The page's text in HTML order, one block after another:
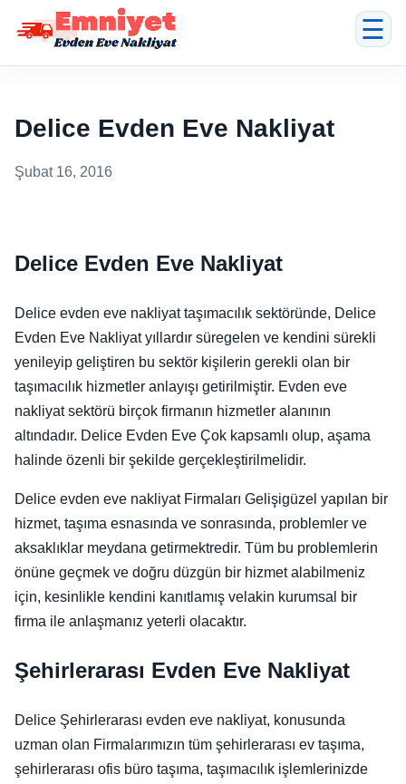
☰
Delice Evden Eve Nakliyat
Şubat 16, 2016
Delice Evden Eve Nakliyat
Delice evden eve nakliyat taşımacılık sektöründe, Delice
Evden Eve Nakliyat yıllardır süregelen ve kendini sürekli
yenileyip geliştiren bu sektör kişilerin gerekli olan bir
taşımacılık hizmetler anlayışı getirilmiştir. Evden eve
nakliyat sektörü birçok firmanın hizmetler alanının
altındadır. Delice Evden Eve Çok kapsamlı olup, aşama
halinde özenli bir şekilde gerçekleştirilmelidir.
Delice evden eve nakliyat Firmaları Gelişigüzel yapılan bir
hizmet, taşıma esnasında ve sonrasında, problemler ve
aksaklıklar meydana getirmektredir. Tüm bu problemlerin
önüne geçmek ve doğru düzgün bir hizmet alabilmeniz
için, kesinlikle kendini kanıtlamış velakin kurumsal bir
firma ile anlaşmanız yeterli olacaktır.
Şehirlerarası Evden Eve Nakliyat
Delice Şehirlerarası evden eve nakliyat, konusunda
uzman olan Firmalarımızın tüm şehirlerarası ev taşıma,
şehirlerarası ofis büro taşıma, taşımacılık işlemlerinizde